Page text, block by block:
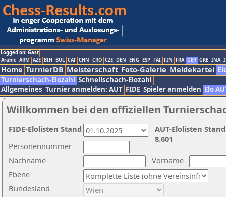
Logged on: Gast
Arabic ARM AZE BIH BUL CAT CHN CRO CZE DEN ENG ESP FAI FIN FRA GER GRE INA
Home TurnierDB Meisterschaft Foto-Galerie Meldekartei
Turnierschach-Elozahl Schnellschach-Elozahl
Allgemeines Turnier anmelden: AUT FIDE Spieler anmelden Elo
Willkommen bei den offiziellen
Nachname
Vorname
Ebene
Personennummer
Bundesland
AUT-Elolisten
8.601
FIDE-Elolisten Stand